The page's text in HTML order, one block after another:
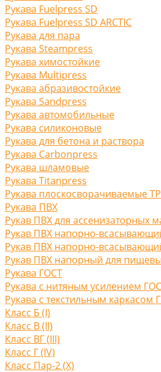
Рукава Fuelpress SD
Рукава Fuelpress SD ARCTIC
Рукава для пара
Рукава Steampress
Рукава химостойкие
Рукава Multipress
Рукава абразивостойкие
Рукава Sandpress
Рукава автомобильные
Рукава силиконовые
Рукава для бетона и раствора
Рукава Carbonpress
Рукава шламовые
Рукава Titanpress
Рукава плоскосворачиваемые
Рукава ПВХ
Рукав ПВХ для ассенизаторных
Рукав ПВХ напорно-
Рукав ПВХ напорно-
Рукав ПВХ напорный для
Рукава ГОСТ
Рукава с нитяным усилением
Рукава с текстильным каркасом
Класс Б (I)
Класс В (II)
Класс ВГ (III)
Класс Г (IV)
Класс Пар-2 (X)